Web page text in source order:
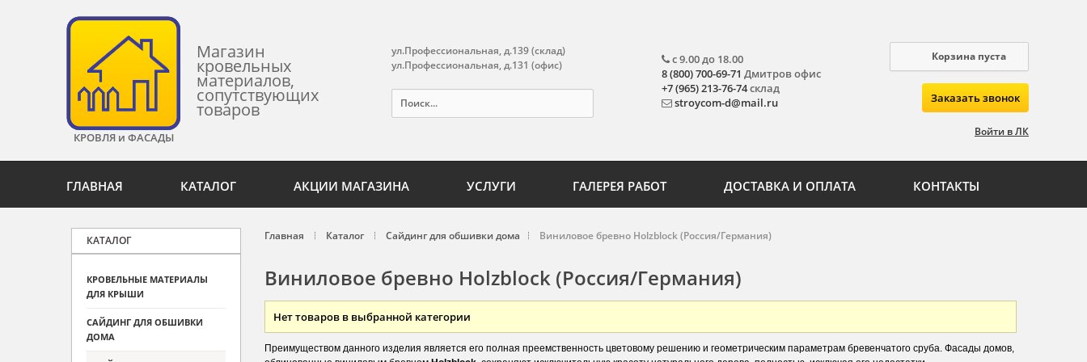
КРОВЛЯ и ФАСАДЫ
Магазин
кровельных
материалов,
сопутствующих
товаров
ул.Профессиональная, д.139 (склад)
ул.Профессиональная, д.131 (офис)
с 9.00 до 18.00
8 (800) 700-69-71 Дмитров офис
+7 (965) 213-76-74склад
stroycom-d@mail.ru
Корзина пуста
Заказать звонок
Войти в ЛК
ГЛАВНАЯ КАТАЛОГ АКЦИИ МАГАЗИНА УСЛУГИ ГАЛЕРЕЯ РАБОТ ДОСТАВКА И ОПЛАТА КОНТАКТЫ
Главная Каталог Сайдинг для обшивки дома Виниловое бревно Holzblock (Россия/Германия)
Виниловое бревно Holzblock (Россия/Германия)
Нет товаров в выбранной категории
Преимуществом данного изделия является его полная преемственность цветовому решению и геометрическим параметрам бревенчатого сруба. Фасады домов,
КАТАЛОГ
КРОВЕЛЬНЫЕ МАТЕРИАЛЫ
ДЛЯ КРЫШИ
САЙДИНГ ДЛЯ ОБШИВКИ
ДОМА